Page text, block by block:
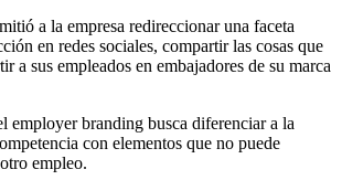
a la empresa redireccionar una faceta
en redes sociales, compartir las cosas que
a sus empleados en embajadores de su marca
employer branding busca diferenciar a la
con elementos que no puede
empleo.